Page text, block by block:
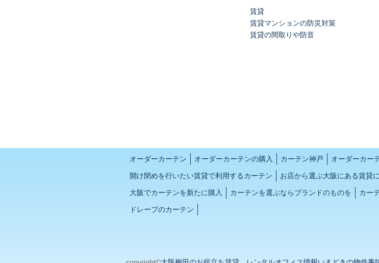
賃貸
賃貸マンションの防災対策
賃貸の間取りや防音
オーダーカーテン オーダーカーテンの購入 カーテン神戸 オーダーカー
開け閉めを行いたい賃貸で利用するカーテン お店から選ぶ大阪にある賃貸
大阪でカーテンを新たに購入 カーテンを選ぶならブランドのものを カー
ドレープのカーテン